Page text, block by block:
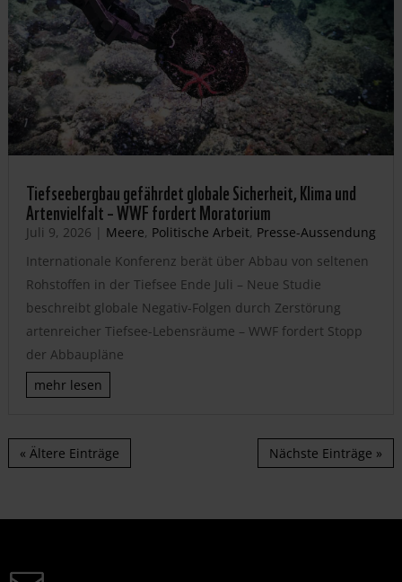
Tiefseebergbau gefährdet globale Sicherheit, Klima und
Artenvielfalt – WWF fordert Moratorium
Juli 9, 2026 | Meere, Politische Arbeit, Presse-Aussendung
Internationale Konferenz berät über Abbau von seltenen
Rohstoffen in der Tiefsee Ende Juli – Neue Studie
beschreibt globale Negativ-Folgen durch Zerstörung
artenreicher Tiefsee-Lebensräume – WWF fordert Stopp
der Abbaupläne
mehr lesen
« Ältere Einträge Nächste Einträge »